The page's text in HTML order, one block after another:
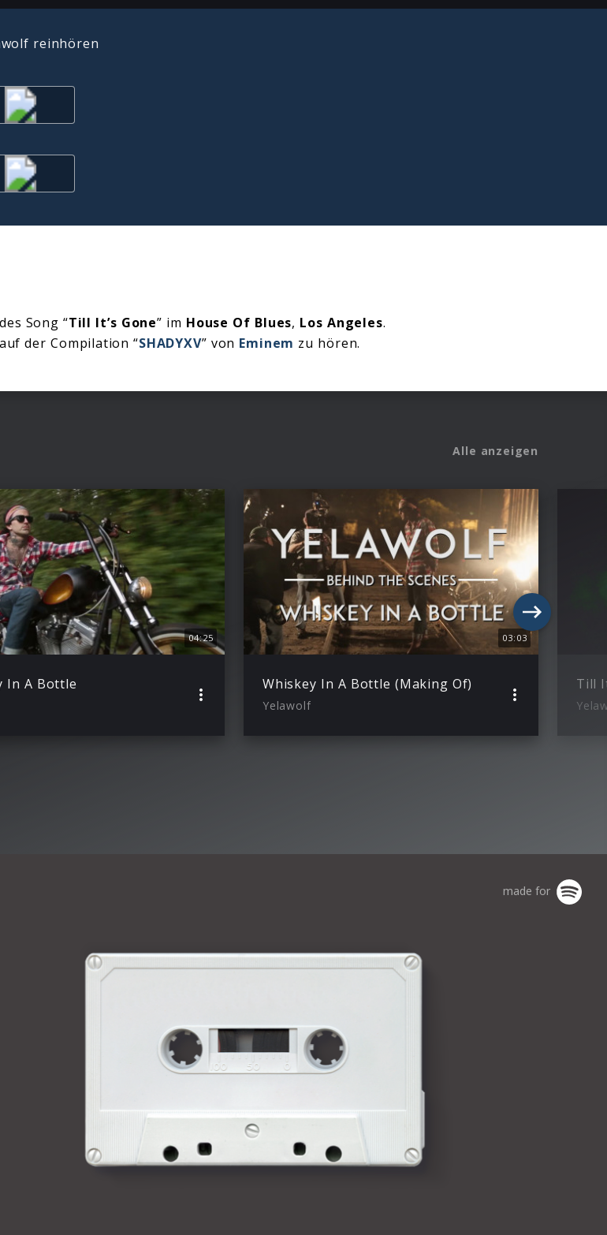
reinhören
Song “Till It’s Gone” im House Of Blues, Los Angeles.
der Compilation “SHADYXV” von Eminem zu hören.
Alle anzeigen
04:25
In A Bottle
03:03
Whiskey In A Bottle (Making Of)
Yelawolf
Till